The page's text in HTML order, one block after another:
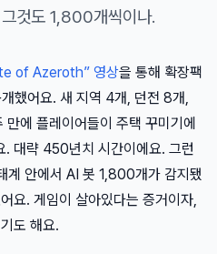
것도 1,800개씩이나.
of Azeroth” 영상을 통해 확장팩
했어요. 새 지역 4개, 던전 8개,
에 플레이어들이 주택 꾸미기에
대략 450년치 시간이에요. 그런
계 안에서 AI 봇 1,800개가 감지됐
요. 게임이 살아있다는 증거이자,
도 해요.